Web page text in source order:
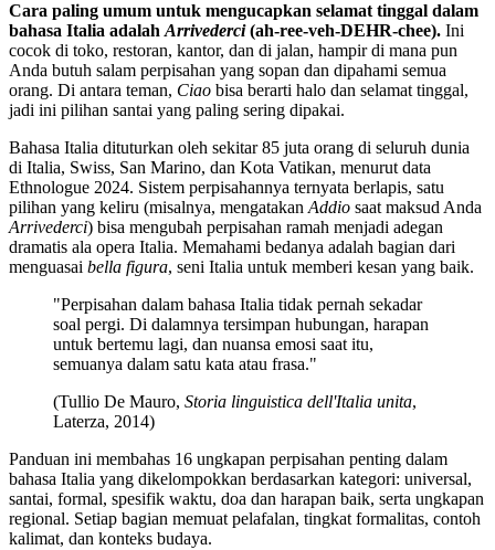
Cara paling umum untuk mengucapkan selamat tinggal dalam
bahasa Italia adalahArrivederci(ah-ree-veh-DEHR-chee). Ini
cocok di toko, restoran, kantor, dan di jalan, hampir di mana pun
Anda butuh salam perpisahan yang sopan dan dipahami semua
orang. Di antara teman, Ciao bisa berarti halo dan selamat tinggal,
jadi ini pilihan santai yang paling sering dipakai.
Bahasa Italia dituturkan oleh sekitar 85 juta orang di seluruh dunia
di Italia, Swiss, San Marino, dan Kota Vatikan, menurut data
Ethnologue 2024. Sistem perpisahannya ternyata berlapis, satu
pilihan yang keliru (misalnya, mengatakanAddio saat maksud Anda
Arrivederci) bisa mengubah perpisahan ramah menjadi adegan
dramatis ala opera Italia. Memahami bedanya adalah bagian dari
menguasai bella figura, seni Italia untuk memberi kesan yang baik.
"Perpisahan dalam bahasa Italia tidak pernah sekadar
soal pergi. Di dalamnya tersimpan hubungan, harapan
untuk bertemu lagi, dan nuansa emosi saat itu,
semuanya dalam satu kata atau frasa."
(Tullio De Mauro, Storia linguistica dell'Italia unita,
Laterza, 2014)
Panduan ini membahas 16 ungkapan perpisahan penting dalam
bahasa Italia yang dikelompokkan berdasarkan kategori: universal,
santai, formal, spesifik waktu, doa dan harapan baik, serta ungkapan
regional. Setiap bagian memuat pelafalan, tingkat formalitas, contoh
kalimat, dan konteks budaya.